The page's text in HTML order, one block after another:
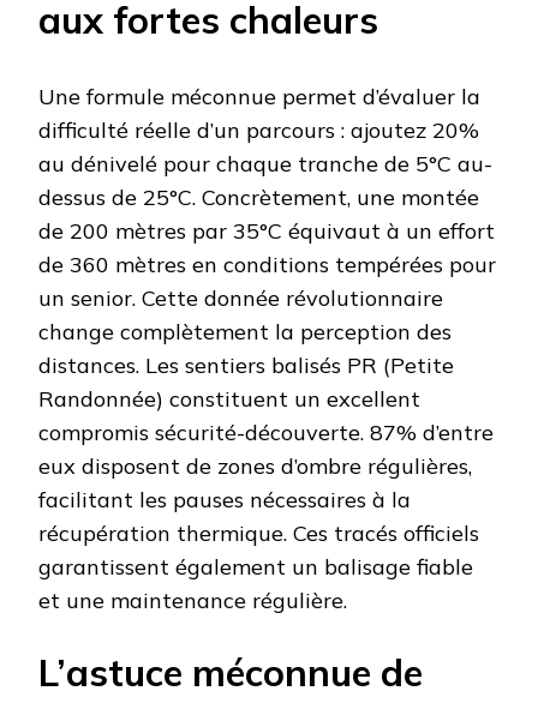
aux fortes chaleurs
Une formule méconnue permet d’évaluer la
difficulté réelle d’un parcours : ajoutez 20%
au dénivelé pour chaque tranche de 5°C au-
dessus de 25°C. Concrètement, une montée
de 200 mètres par 35°C équivaut à un effort
de 360 mètres en conditions tempérées pour
un senior. Cette donnée révolutionnaire
change complètement la perception des
distances. Les sentiers balisés PR (Petite
Randonnée) constituent un excellent
compromis sécurité-découverte. 87% d’entre
eux disposent de zones d’ombre régulières,
facilitant les pauses nécessaires à la
récupération thermique. Ces tracés officiels
garantissent également un balisage fiable
et une maintenance régulière.
L’astuce méconnue de